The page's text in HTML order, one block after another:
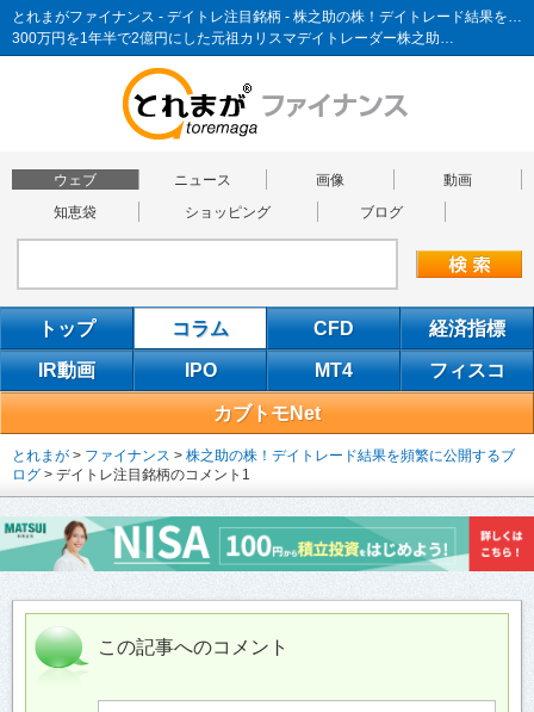
とれまがファイナンス - デイトレ注目銘柄 - 株之助の株！デイトレード結果を頻繁に公開するブログ
300万円を1年半で2億円にした元祖カリスマデイトレーダー株之助…
ウェブ ニュース 画像
動画
知恵袋
ショッピング ブログ
トップ コラム CFD 経済指標
IR動画 IPO MT4 フィスコ
カブトモNet
とれまが > ファイナンス > 株之助の株！デイトレード結果を頻繁に公開するブ
ログ > デイトレ注目銘柄のコメント1
この記事へのコメント